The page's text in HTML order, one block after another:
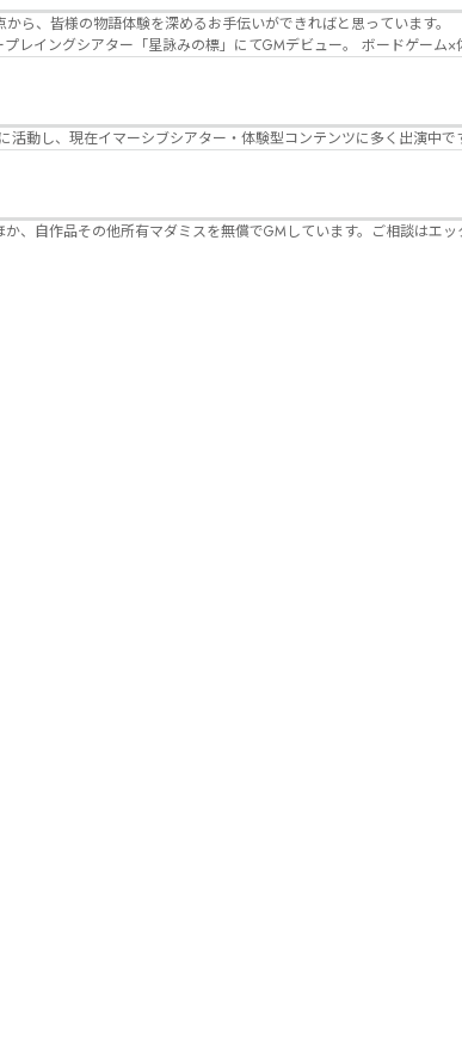
動し、現在イマーシブシアター・体験型コンテンツに多く出演中で
、自作品その他所有マダミスを無償でGMしています。ご相談はエッ